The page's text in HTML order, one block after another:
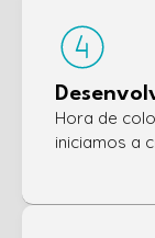
Hora de
iniciamos a